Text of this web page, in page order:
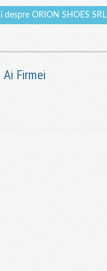
despre ORION SHOES SRL
Firmei